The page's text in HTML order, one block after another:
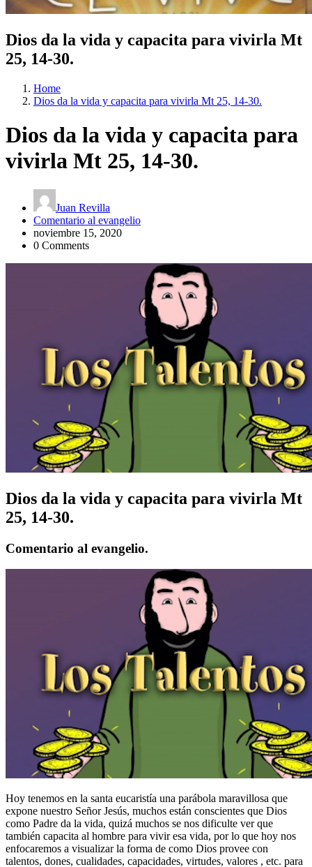
Dios da la vida y capacita para vivirla Mt
25, 14-30.
Home
Dios da la vida y capacita para vivirla Mt 25, 14-30.
Dios da la vida y capacita para
vivirla Mt 25, 14-30.
Juan Revilla
Comentario al evangelio
noviembre 15, 2020
0 Comments
Dios da la vida y capacita para vivirla Mt
25, 14-30.
Comentario al evangelio.
Hoy tenemos en la santa eucaristía una parábola maravillosa que
expone nuestro Señor Jesús, muchos están conscientes que Dios
como Padre da la vida, quizá muchos se nos dificulte ver que
también capacita al hombre para vivir esa vida, por lo que hoy nos
enfocaremos a visualizar la forma de como Dios provee con
talentos, dones, cualidades, capacidades, virtudes, valores , etc. para